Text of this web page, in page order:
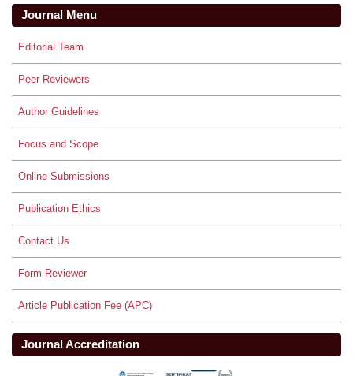
Journal Menu
Editorial Team
Peer Reviewers
Author Guidelines
Focus and Scope
Online Submissions
Publication Ethics
Contact Us
Form Reviewer
Article Publication Fee (APC)
Journal Accreditation